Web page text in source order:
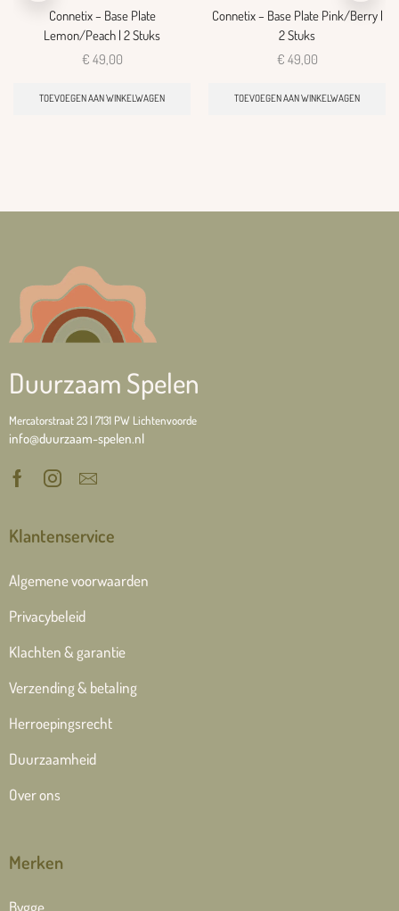
Connetix – Base Plate
Lemon/Peach | 2 Stuks
€ 49,00
TOEVOEGEN AAN WINKELWAGEN
Connetix – Base Plate Pink/Berry |
2 Stuks
€ 49,00
TOEVOEGEN AAN WINKELWAGEN
Duurzaam Spelen
Mercatorstraat 23 | 7131 PW Lichtenvoorde
info@duurzaam-spelen.nl
Klantenservice
Algemene voorwaarden
Privacybeleid
Klachten & garantie
Verzending & betaling
Herroepingsrecht
Duurzaamheid
Over ons
Merken
Bygge